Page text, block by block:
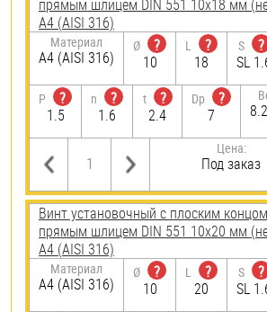
прямым шлицем DIN 551 10х18 мм
A4 (AISI 316)
Материал
A4 (AISI 316)
Ø
?
10
L
?
18
S
?
SL
P
?
1.5
n
?
1.6
t
?
2.4
Dp
?
7
Цена:
Под заказ
Винт установочный с плоским
прямым шлицем DIN 551 10х20 мм
A4 (AISI 316)
Материал
A4 (AISI 316)
Ø
?
10
L
?
20
S
?
SL